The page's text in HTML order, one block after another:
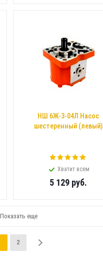
НШ 6Ж-3-04Л Насос
шестеренный (левый)
Хватит всем
5 129 руб.
Показать еще
2